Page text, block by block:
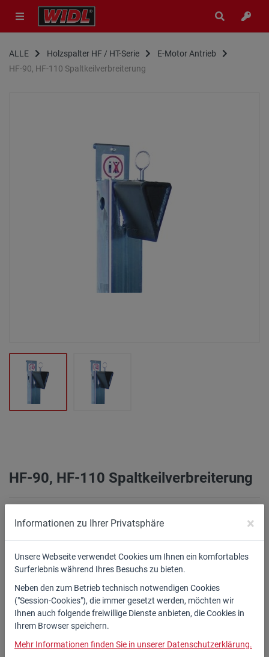
ALLE Holzspalter HF / HT-Serie
E-Motor Antrieb
HF-90, HF-110 Spaltkeilverbreiterung
HF-90, HF-110 Spaltkeilverbreiterung
Spaltkeilverbreiterung passend für Modell:
HF-90, HF-110, HF-105, HF-105/Z und HF-105/K
185,00 €*
Informationen zu Ihrer Privatsphäre ×
Unsere Webseite verwendet Cookies um Ihnen ein komfortables
Surferlebnis während Ihres Besuchs zu bieten.
Neben den zum Betrieb technisch notwendigen Cookies
("Session-Cookies"), die immer gesetzt werden, möchten wir
Ihnen auch folgende freiwillige Dienste anbieten, die Cookies in
Ihrem Browser speichern.
Mehr Informationen finden Sie in unserer Datenschutzerklärung.